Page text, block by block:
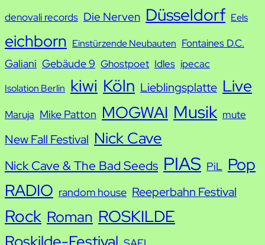
denovali records Die Nerven Düsseldorf Eels
eichborn Einstürzende Neubauten Fontaines D.C.
Galiani Gebäude 9 Ghostpoet Idles ipecac
Isolation Berlin kiwi Köln Lieblingsplatte Live
Maruja Mike Patton MOGWAI Musik mute
New Fall Festival Nick Cave
Nick Cave & The Bad Seeds PIAS PiL Pop
RADIO random house Reeperbahn Festival
Rock Roman ROSKILDE